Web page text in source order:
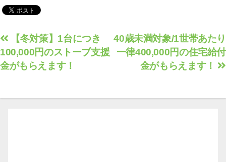
投
稿
ナ
ゲ
40歳未満対象/1世帯あたり
一律400,000円の住宅給付
金がもらえます！
【冬対策】1台につき
100,000円のストーブ支援
金がもらえます！